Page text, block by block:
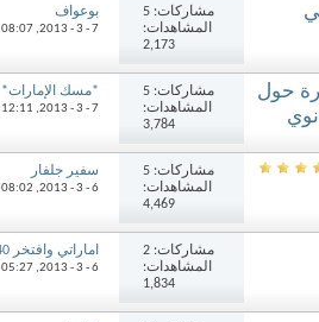
مشاركات: 5
المشاهدات:
2,173
بوعواف
7 - 3 - 2013,
08:07 AM
حول
مشاركات: 5
المشاهدات:
3,784
*مسك الإمارات*
7 - 3 - 2013,
12:11 AM
مشاركات: 5
المشاهدات:
4,469
سفير جلفار
6 - 3 - 2013,
08:02 PM
مشاركات: 2
المشاهدات:
1,834
اماراتي وافتخر 40
6 - 3 - 2013,
05:27 PM